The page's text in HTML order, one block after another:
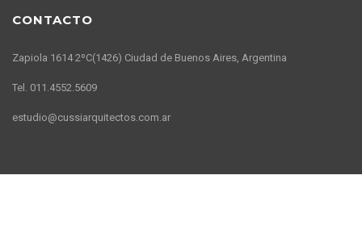
CONTACTO
Zapiola 1614 2ºC(1426) Ciudad de Buenos Aires, Argentina
Tel. 011.4552.5609
estudio@cussiarquitectos.com.ar